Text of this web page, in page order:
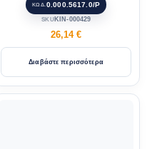
ΚΩΔ. 0.000.5617.0/P
SKU KIN-000429
26,14 €
Διαβάστε περισσότερα